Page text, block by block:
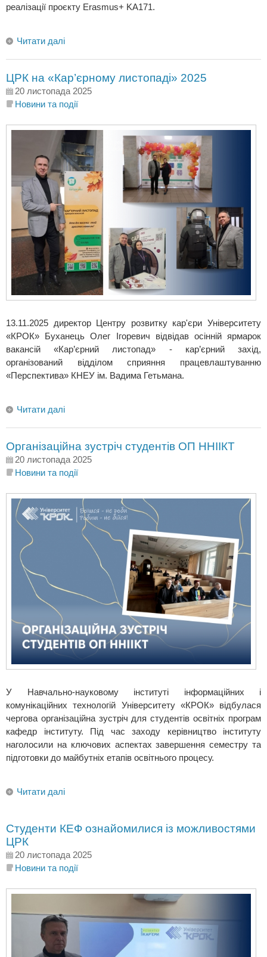
реалізації проєкту Erasmus+ KA171.
Читати далі
ЦРК на «Кар’єрному листопаді» 2025
20 листопада 2025
Новини та події
13.11.2025 директор Центру розвитку кар'єри Університету
«КРОК» Буханець Олег Ігоревич відвідав осінній ярмарок
вакансій «Кар’єрний листопад» - кар’єрний захід,
організований відділом сприяння працевлаштуванню
«Перспектива» КНЕУ ім. Вадима Гетьмана.
Читати далі
Організаційна зустріч студентів ОП ННІІКТ
20 листопада 2025
Новини та події
У Навчально-науковому інституті інформаційних і
комунікаційних технологій Університету «КРОК» відбулася
чергова організаційна зустріч для студентів освітніх програм
кафедр інституту. Під час заходу керівництво інституту
наголосили на ключових аспектах завершення семестру та
підготовки до майбутніх етапів освітнього процесу.
Читати далі
Студенти КЕФ ознайомилися із можливостями
ЦРК
20 листопада 2025
Новини та події